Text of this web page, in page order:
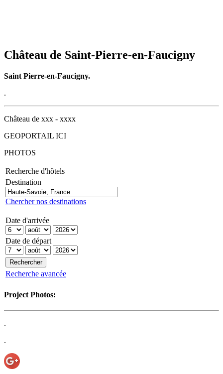
Château de Saint-Pierre-en-Faucigny
Saint Pierre-en-Faucigny.
.
Château de xxx - xxxx
GEOPORTAIL ICI
PHOTOS
Recherche d'hôtels
Destination
Chercher nos destinations
Date d'arrivée
Date de départ
Recherche avancée
Project Photos:
.
.